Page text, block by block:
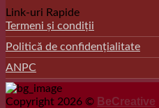
Link-uri Rapide
Termeni și condiții
Politică de confidențialitate
ANPC
Copyright 2026 © BeCreative